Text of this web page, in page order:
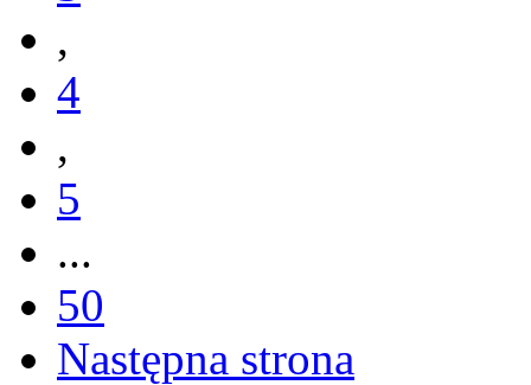
,
4
,
5
...
50
Następna strona